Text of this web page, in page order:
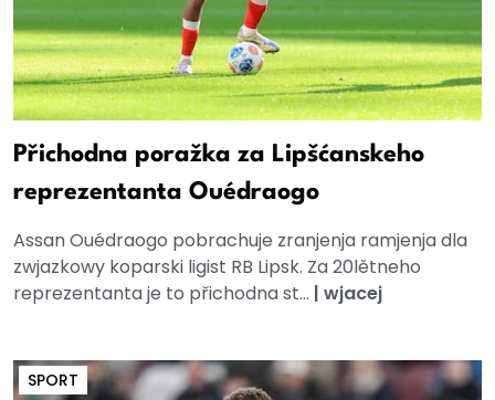
Přichodna poražka za Lipšćanskeho
reprezentanta Ouédraogo
Assan Ouédraogo pobrachuje zranjenja ramjenja dla
zwjazkowy koparski ligist RB Lipsk. Za 20lětneho
reprezentanta je to přichodna st... | wjacej
SPORT